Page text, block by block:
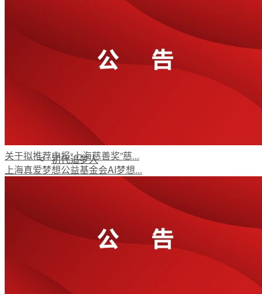
公开荣誉
初代追梦人
关于拟推荐申报“上海慈善奖”慈...
上海真爱梦想公益基金会AI梦想...